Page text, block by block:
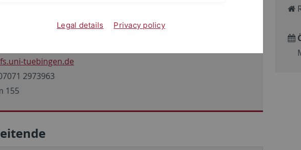
tuebingen.de
2973963
155
Legal details Privacy policy